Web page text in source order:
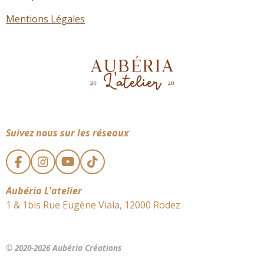
Mentions Légales
Suivez nous sur les réseaux
F
a
c
e
b
k
I
n
s
t
a
a
Y
o
u
T
u
T
i
T
o
Aubéria L'atelier
1 & 1bis Rue Eugène Viala, 12000 Rodez
© 2020-2026 Aubéria Créations